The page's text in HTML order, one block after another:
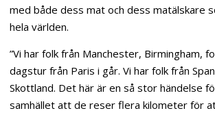
med både dess mat och dess matälskare
hela världen.
”Vi har folk från Manchester, Birmingham,
dagstur från Paris i går. Vi har folk från
Skottland. Det här är en så stor händelse
samhället att de reser flera kilometer för